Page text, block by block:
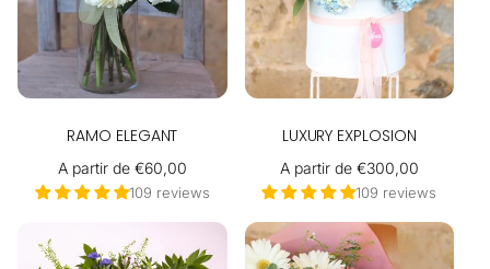
RAMO ELEGANT
Precio
habitual
A partir de €60,00
109 reviews
LUXURY EXPLOSION
Precio
habitual
A partir de €300,00
109 reviews